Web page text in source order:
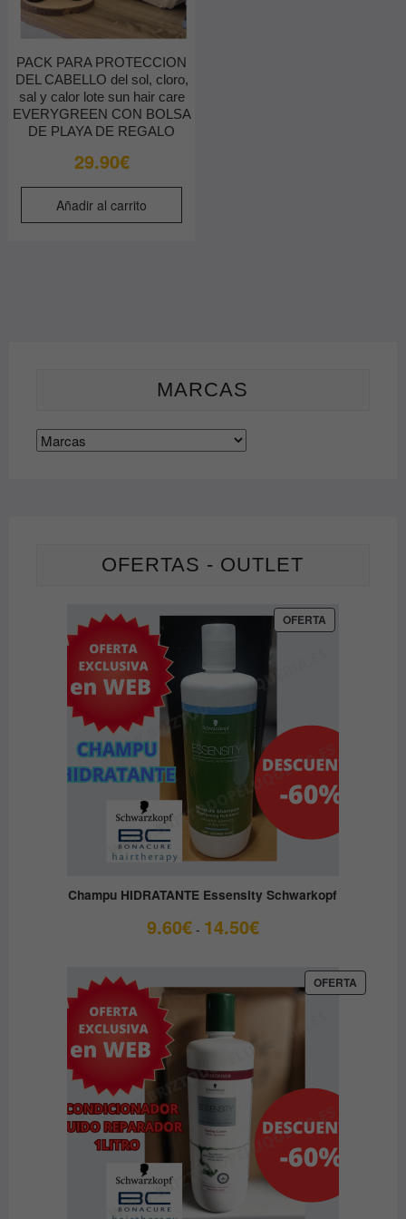
PACK PARA PROTECCION
DEL CABELLO del sol, cloro,
sal y calor lote sun hair care
EVERYGREEN CON BOLSA
DE PLAYA DE REGALO
29.90€
Añadir al carrito
MARCAS
OFERTAS - OUTLET
OFERTAPRODUCTO
EN
Champu HIDRATANTE Essensity Schwarkopf
9.60€ - 14.50€Rango
9.60€
OFERTA
EN